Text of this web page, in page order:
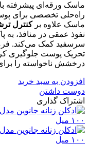
ماسک ورقه‌ای پیشرفته
راه‌حلی تخصصی برای
ماسک علاوه برکنترل
نفوذ عمقی در منافذ،
سرسفید کمک می‌کند.
تحریک پوست جلوگیری
درخشش ناخواسته را
افزودن به سبد خرید
دوست داشتن
اشتراک گذاری